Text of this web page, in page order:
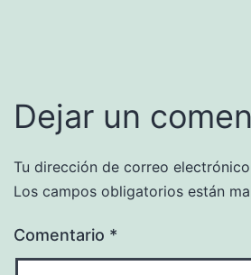
Dejar un
Tu dirección de correo
Los campos obligatorios están
Comentario *